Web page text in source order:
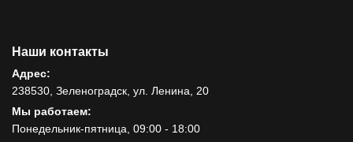
Наши контакты
Адрес:
238530, Зеленоградск, ул. Ленина, 20
Мы работаем:
Понедельник-пятница, 09:00 - 18:00